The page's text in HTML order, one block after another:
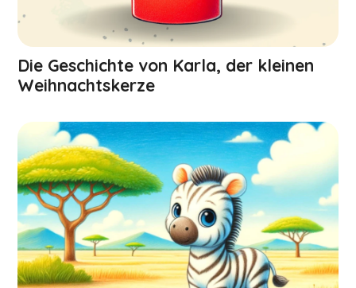
Die Geschichte von Karla, der kleinen
Weihnachts­kerze